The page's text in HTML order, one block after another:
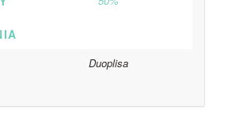
Duoplisa